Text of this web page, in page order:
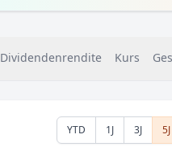
Dividendenrendite Kurs
YTD 1J 3J 5J